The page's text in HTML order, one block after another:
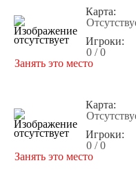
Карта:
Игроки:
0 / 0
Занять это место
Карта:
Игроки:
0 / 0
Занять это место